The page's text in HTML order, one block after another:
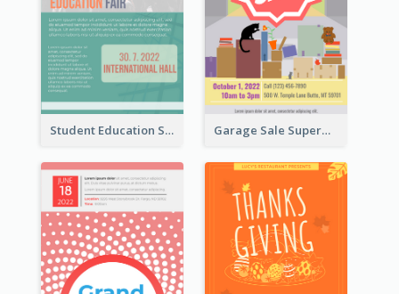
Student Education Study Flyer Garage Sale Supermarket Flyer